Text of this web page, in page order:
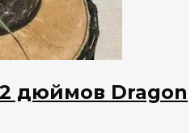
дюймов Dragon